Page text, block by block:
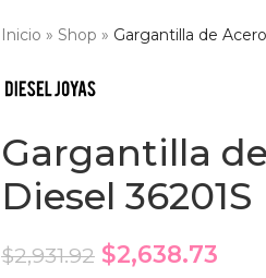
Inicio » Shop » Gargantilla de
Gargantilla
Diesel 36201S
$2,931.92 $2,638.73